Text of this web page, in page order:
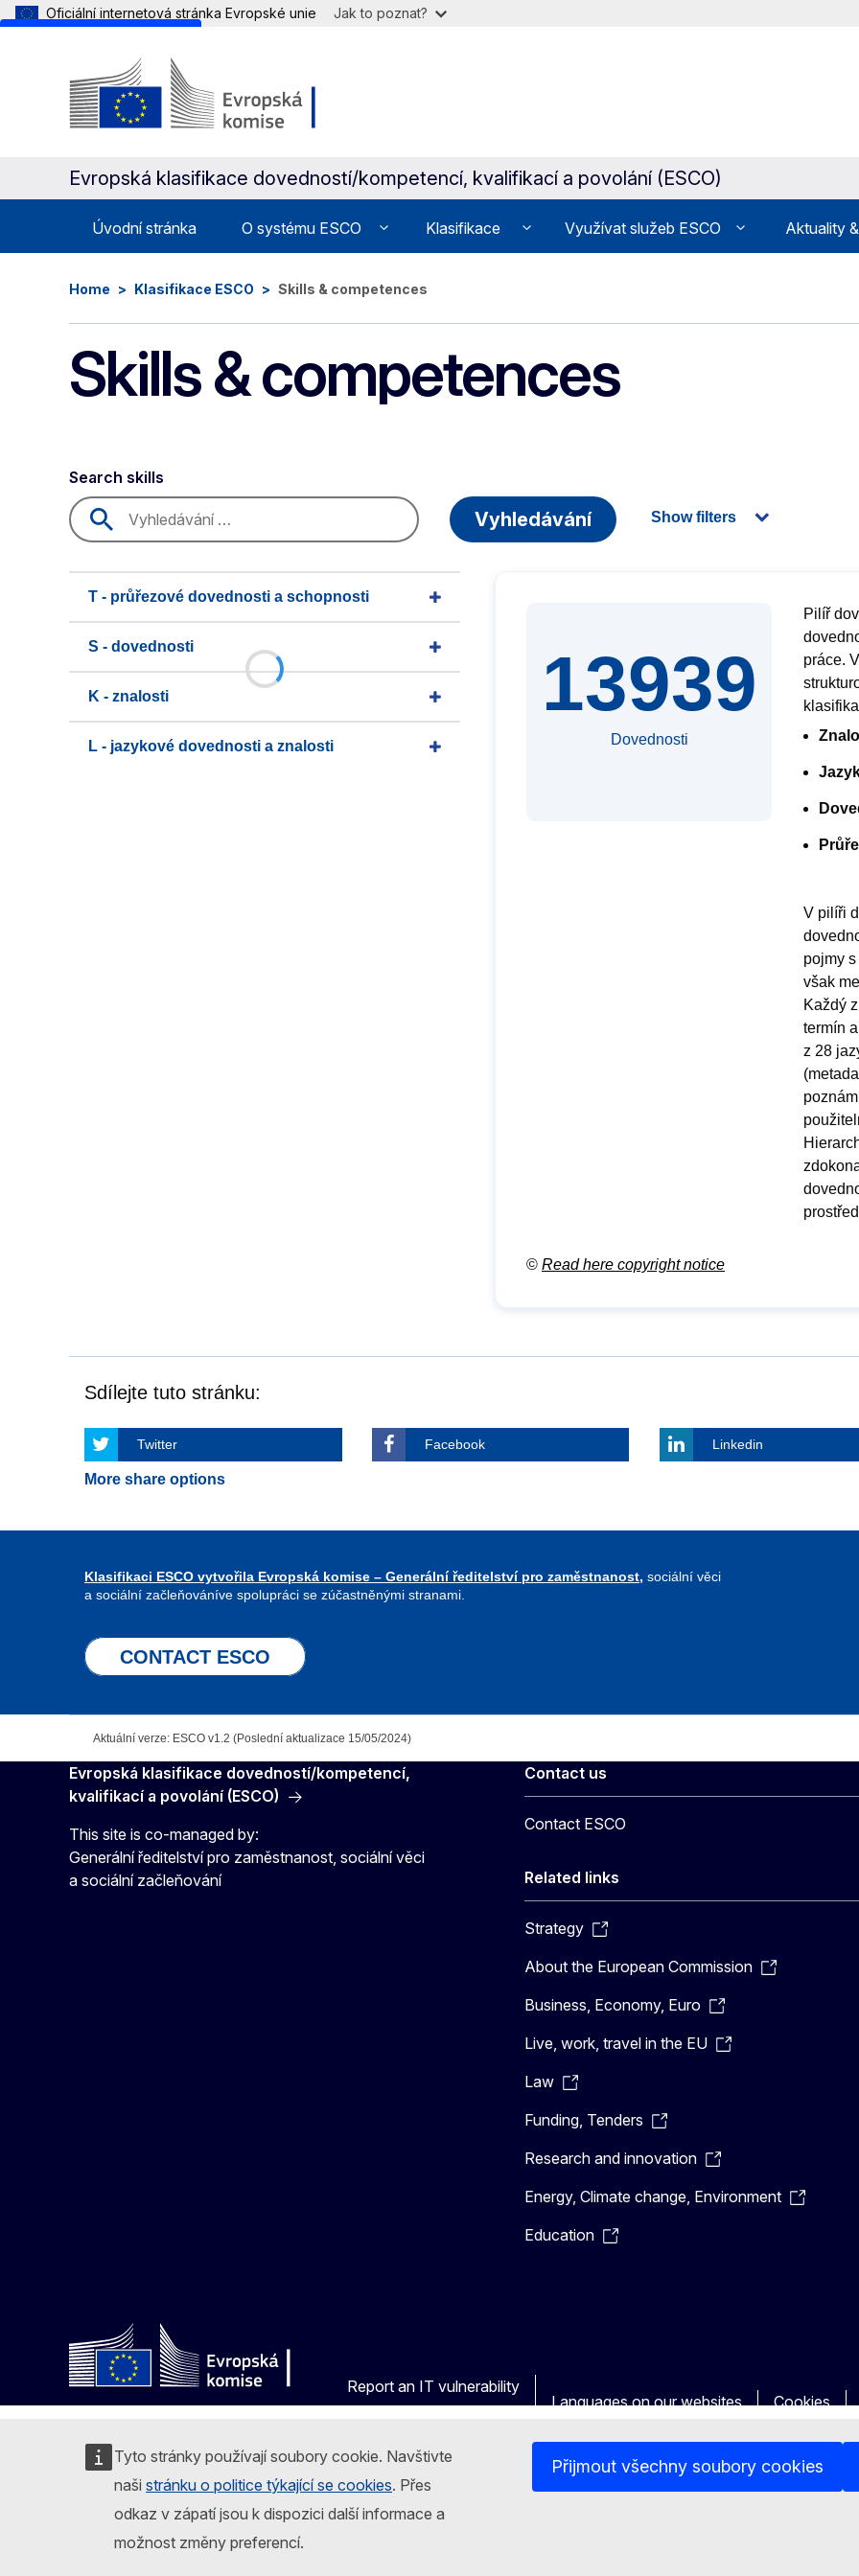
Oficiální internetová stránka Evropské unie Jak to poznat?
Tyto stránky používají soubory cookie. Navštivte
naši stránku o politice týkající se cookies. Přes
odkaz v zápatí jsou k dispozici další informace a
možnost změny preferencí.
Přijmout všechny soubory cookies
Evropská klasifikace dovedností/kompetencí, kvalifikací a povolání (ESCO)
Úvodní stránka O systému ESCO Klasifikace Využívat služeb ESCO Aktuality
Home Klasifikace ESCO Skills & competences
Skills & competences
Search skills
Vyhledávání Show filters
T - průřezové dovednosti a schopnosti
S - dovednosti
K - znalosti
L - jazykové dovednosti a znalosti
13939
Dovednosti
Pilíř
práce.
V pilíři
pojmy
však
Každý
termín
z 28
© Read here copyright notice
Sdílejte tuto stránku:
Twitter Facebook Linkedin
More share options
Klasifikaci ESCO vytvořila Evropská komise – Generální ředitelství pro zaměstnanost, sociální věci
a sociální začleňováníve spolupráci se zúčastněnými stranami.
CONTACT ESCO
Aktuální verze: ESCO v1.2 (Poslední aktualizace 15/05/2024)
Evropská klasifikace dovedností/kompetencí,
kvalifikací a povolání (ESCO)
This site is co-managed by:
Generální ředitelství pro zaměstnanost, sociální věci
a sociální začleňování
Contact us
Contact ESCO
Related links
Strategy
About the European Commission
Business, Economy, Euro
Live, work, travel in the EU
Law
Funding, Tenders
Research and innovation
Energy, Climate change, Environment
Education
Report an IT vulnerability
Languages on our websites
Cookies